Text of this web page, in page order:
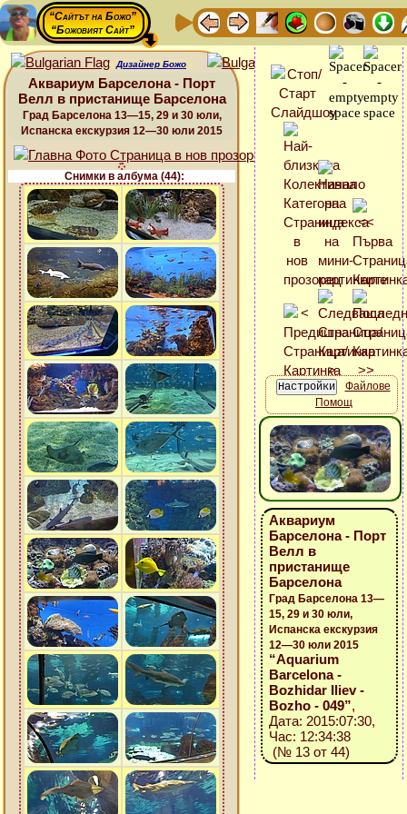
“Сайтът на Божо”
“Божовият Сайт”
Дизайнер Божо
Аквариум Барселона - Порт
Велл в пристанище Барселона
Град Барселона 13—15, 29 и 30 юли,
Испанска екскурзия 12—30 юли 2015
Снимки в албума (44):
Файлове
Помощ
Аквариум
Барселона - Порт
Велл в
пристанище
Барселона
Град Барселона 13—
15, 29 и 30 юли,
Испанска екскурзия
12—30 юли 2015
“Aquarium
Barcelona -
Bozhidar Iliev -
Bozho - 049”,
Дата: 2015:07:30,
Час: 12:34:38
(№ 13 от 44)